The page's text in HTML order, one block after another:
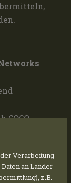
COCO
auf die
Verarbeitung
an Länder
z.B.